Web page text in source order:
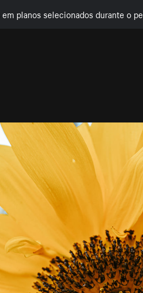
planos selecionados durante o